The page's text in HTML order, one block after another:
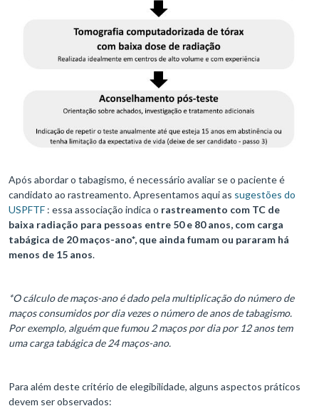
Após abordar o tabagismo, é necessário avaliar se o paciente é
candidato ao rastreamento. Apresentamos aqui as sugestões do
USPFTF : essa associação indica o rastreamento com TC de
baixa radiação para pessoas entre 50 e 80 anos, com carga
tabágica de 20 maços-ano*, que ainda fumam ou pararam há
menos de 15 anos.
*O cálculo de maços-ano é dado pela multiplicação do número de
maços consumidos por dia vezes o número de anos de tabagismo.
Por exemplo, alguém que fumou 2 maços por dia por 12 anos tem
uma carga tabágica de 24 maços-ano.
Para além deste critério de elegibilidade, alguns aspectos práticos
devem ser observados: